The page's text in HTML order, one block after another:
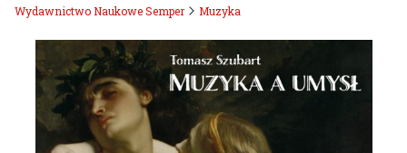
Wydawnictwo Naukowe Semper Muzyka